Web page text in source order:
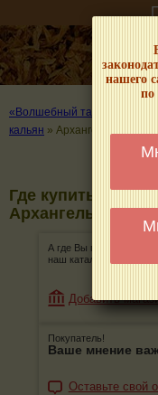
нашего
по
«Волшебный табачок» – о
кальян » Архангельск
Где купить табак,
Архангельске
А где Вы покупаете
наш каталог!
Добавить
Покупатель!
Ваше мнение
Оставьте свой